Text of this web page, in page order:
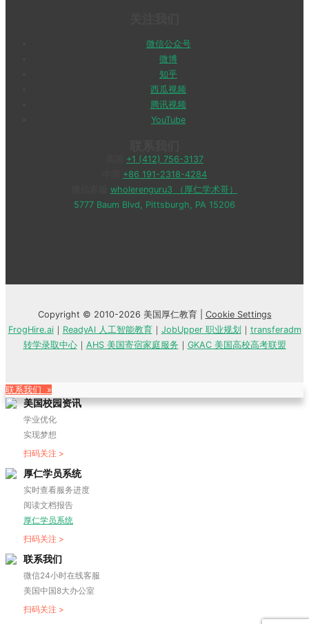
微信公众号
微博
知乎
西瓜视频
腾讯视频
YouTube
+1 (412) 756-3137
+86 191-2318-4284
wholerenguru3 （厚仁学术哥）
5777 Baum Blvd, Pittsburgh, PA 15206
Copyright © 2010-2026 美国厚仁教育 | Cookie Settings
FrogHire.ai｜ ReadyAI 人工智能教育｜ JobUpper 职业规划 ｜ transferadm
转学录取中心｜ AHS 美国寄宿家庭服务 ｜ GKAC 美国高校高考联盟
联系我们 »
美国校园资讯
学业优化
实现梦想
扫码关注 >
厚仁学员系统
实时查看服务进度
阅读文档报告
厚仁学员系统
扫码关注 >
联系我们
微信24小时在线客服
美国中国8大办公室
扫码关注 >